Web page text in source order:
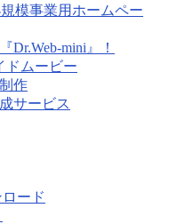
模事業用ホームペー
Dr.Web-mini』！
ドムービー
作
サービス
ード